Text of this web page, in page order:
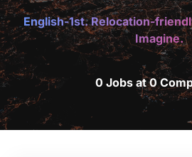
English-1st. Relocation-
Imagine.
0 Jobs at 0